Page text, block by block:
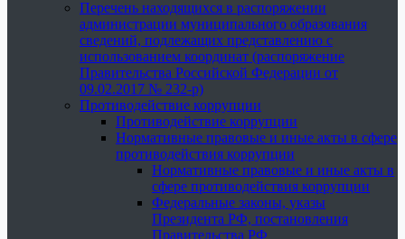
Перечень находящихся в распоряжении
администрации муниципального образования
сведений, подлежащих представлению с
использованием координат (распоряжение
Правительства Российской Федерации от
09.02.2017 № 232-р)
Противодействие коррупции
Противодействие коррупции
Нормативные правовые и иные акты в сфере
противодействия коррупции
Нормативные правовые и иные акты в
сфере противодействия коррупции
Федеральные законы, указы
Президента РФ, постановления
Правительства РФ